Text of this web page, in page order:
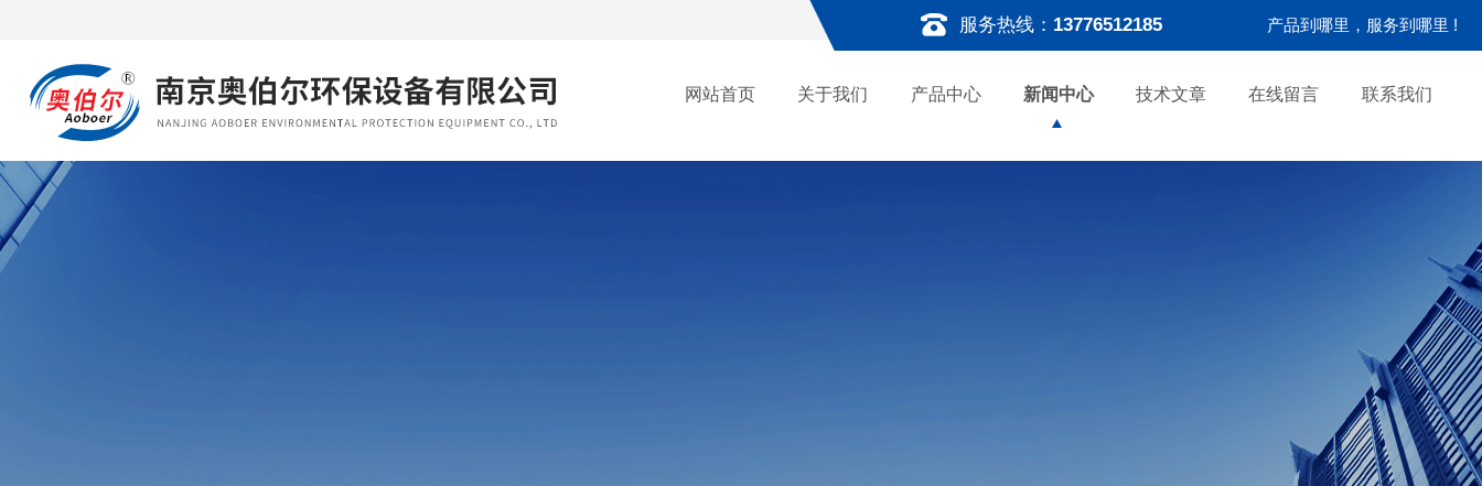
服务热线： 13776512185 产品到哪里，服务到哪里 !
网站首页 关于我们 产品中心 新闻中心 技术文章 在线留言 联系我们